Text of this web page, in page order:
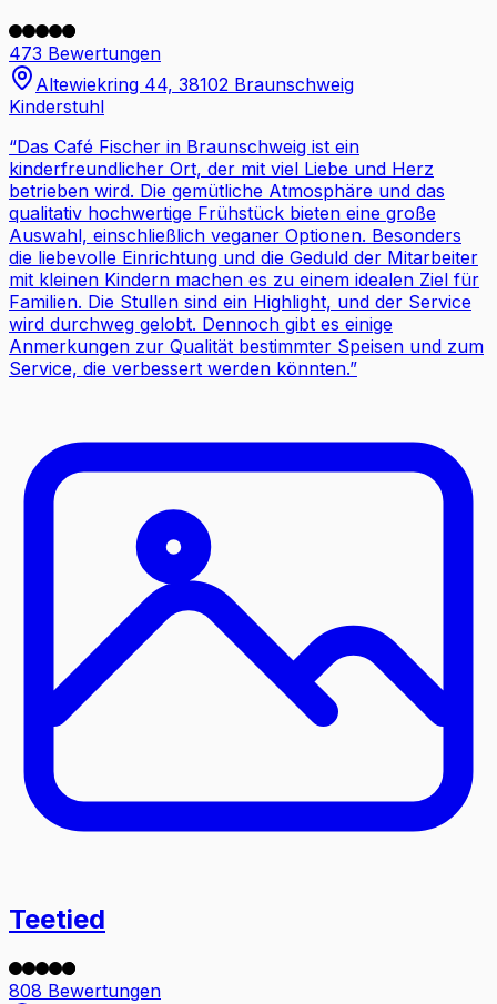
473 Bewertungen
Altewiekring 44, 38102 Braunschweig
Kinderstuhl
“Das Café Fischer in Braunschweig ist ein
kinderfreundlicher Ort, der mit viel Liebe und Herz
betrieben wird. Die gemütliche Atmosphäre und das
qualitativ hochwertige Frühstück bieten eine große
Auswahl, einschließlich veganer Optionen. Besonders
die liebevolle Einrichtung und die Geduld der Mitarbeiter
mit kleinen Kindern machen es zu einem idealen Ziel für
Familien. Die Stullen sind ein Highlight, und der Service
wird durchweg gelobt. Dennoch gibt es einige
Anmerkungen zur Qualität bestimmter Speisen und zum
Service, die verbessert werden könnten.”
Teetied
808 Bewertungen